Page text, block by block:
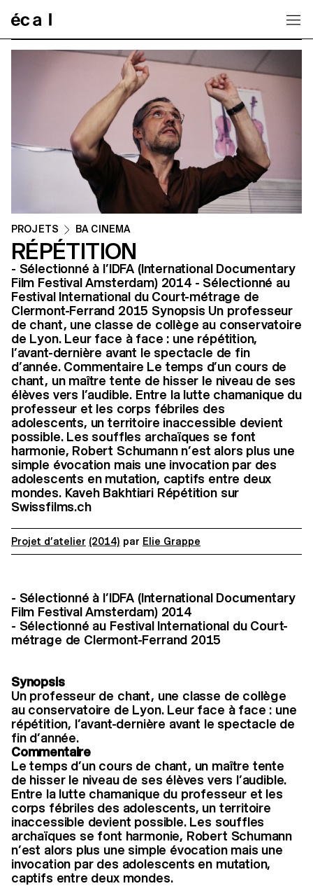
PROJETS BA CINEMA
RÉPÉTITION
- Sélectionné à l’IDFA (International Documentary
Film Festival Amsterdam) 2014 - Sélectionné au
Festival International du Court-métrage de
Clermont-Ferrand 2015 Synopsis Un professeur
de chant, une classe de collège au conservatoire
de Lyon. Leur face à face : une répétition,
l’avant-dernière avant le spectacle de fin
d’année. Commentaire Le temps d’un cours de
chant, un maître tente de hisser le niveau de ses
élèves vers l’audible. Entre la lutte chamanique du
professeur et les corps fébriles des
adolescents, un territoire inaccessible devient
possible. Les souffles archaïques se font
harmonie, Robert Schumann n’est alors plus une
simple évocation mais une invocation par des
adolescents en mutation, captifs entre deux
mondes. Kaveh Bakhtiari Répétition sur
Swissfilms.ch
Projet d’atelier (2014) par Elie Grappe
- Sélectionné à l’IDFA (International Documentary
Film Festival Amsterdam) 2014
- Sélectionné au Festival International du Court-
métrage de Clermont-Ferrand 2015
Synopsis
Un professeur de chant, une classe de collège
au conservatoire de Lyon. Leur face à face : une
répétition, l’avant-dernière avant le spectacle de
fin d’année.
Commentaire
Le temps d’un cours de chant, un maître tente
de hisser le niveau de ses élèves vers l’audible.
Entre la lutte chamanique du professeur et les
corps fébriles des adolescents, un territoire
inaccessible devient possible. Les souffles
archaïques se font harmonie, Robert Schumann
n’est alors plus une simple évocation mais une
invocation par des adolescents en mutation,
captifs entre deux mondes.